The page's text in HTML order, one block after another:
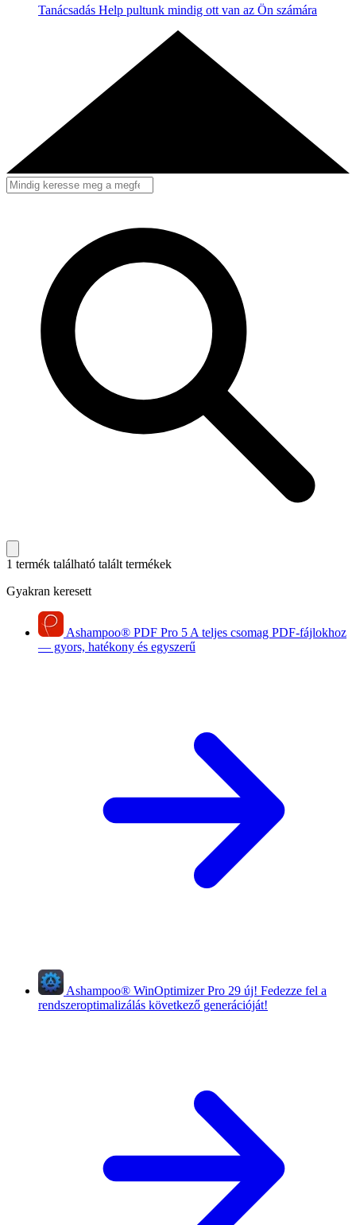
Tanácsadás Help pultunk mindig ott van az Ön számára
1 termék található talált termékek
Gyakran keresett
Ashampoo® PDF Pro 5 A teljes csomag PDF-fájlokhoz
— gyors, hatékony és egyszerű
Ashampoo® WinOptimizer Pro 29 új! Fedezze fel a
rendszeroptimalizálás következő generációját!